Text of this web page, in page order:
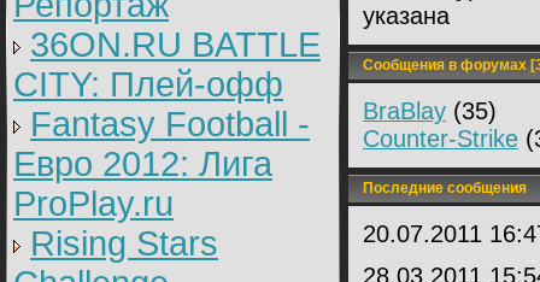
36ON.RU BATTLE
CITY: Плей-офф
Fantasy Football -
Евро 2012: Лига
ProPlay.ru
Rising Stars
указана
Сообщения в форумах
BraBlay (35)
Counter-Strike
Последние сообщения
20.07.2011
28.03.2011